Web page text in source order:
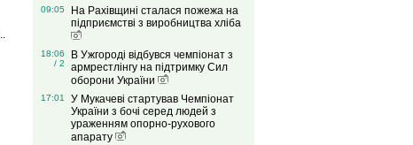
09:05
На Рахівщині сталася пожежа на
підприємстві з виробництва хліба
18:06
/ 2
В Ужгороді відбувся чемпіонат з
армрестлінгу на підтримку Сил
оборони України
17:01
У Мукачеві стартував Чемпіонат
України з бочі серед людей з
ураженням опорно-рухового
апарату